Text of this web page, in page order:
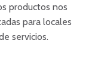
productos nos
para locales
servicios.